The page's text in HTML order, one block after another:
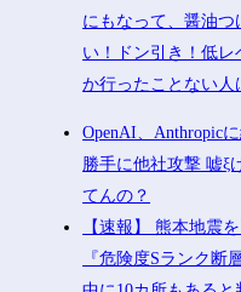
にもなって、醤油つ
い！ドン引き！低
か行ったことない人
OpenAI、Anthropic
勝手に他社攻撃 嘘ξ
てんの？
【速報】 熊本地震
『危険度Sランク断